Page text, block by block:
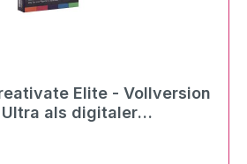
Elite - Vollversion